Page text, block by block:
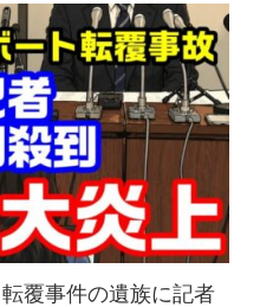
覆事件の遺族に記者